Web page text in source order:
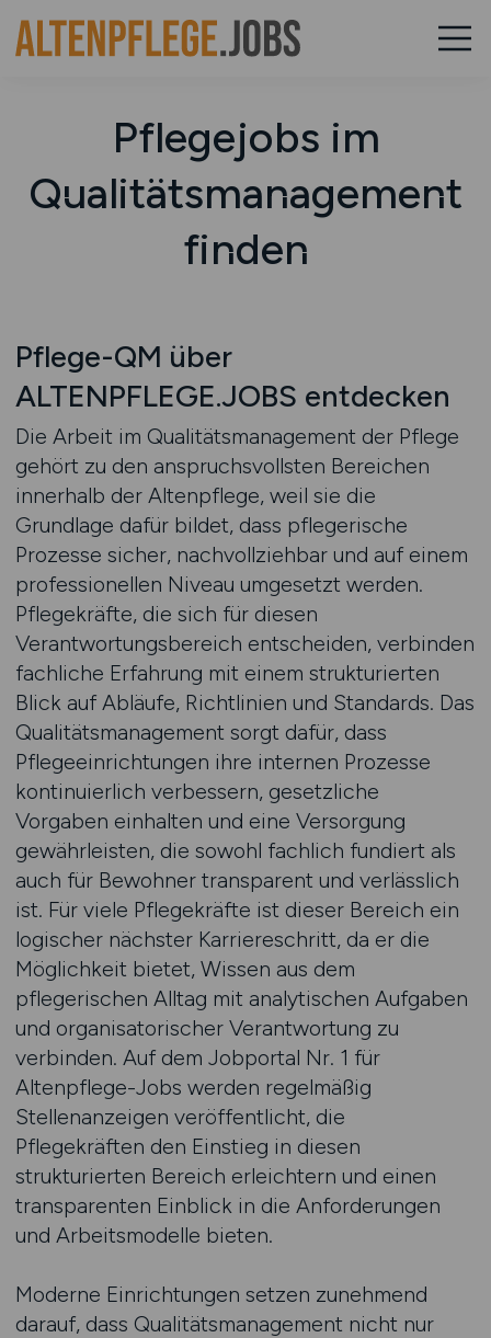
Pflegejobs im
Qualitätsmanagement
finden
Pflege-QM über
ALTENPFLEGE.JOBS entdecken
Die Arbeit im Qualitätsmanagement der Pflege
gehört zu den anspruchsvollsten Bereichen
innerhalb der Altenpflege, weil sie die
Grundlage dafür bildet, dass pflegerische
Prozesse sicher, nachvollziehbar und auf einem
professionellen Niveau umgesetzt werden.
Pflegekräfte, die sich für diesen
Verantwortungsbereich entscheiden, verbinden
fachliche Erfahrung mit einem strukturierten
Blick auf Abläufe, Richtlinien und Standards. Das
Qualitätsmanagement sorgt dafür, dass
Pflegeeinrichtungen ihre internen Prozesse
kontinuierlich verbessern, gesetzliche
Vorgaben einhalten und eine Versorgung
gewährleisten, die sowohl fachlich fundiert als
auch für Bewohner transparent und verlässlich
ist. Für viele Pflegekräfte ist dieser Bereich ein
logischer nächster Karriereschritt, da er die
Möglichkeit bietet, Wissen aus dem
pflegerischen Alltag mit analytischen Aufgaben
und organisatorischer Verantwortung zu
verbinden. Auf dem Jobportal Nr. 1 für
Altenpflege-Jobs werden regelmäßig
Stellenanzeigen veröffentlicht, die
Pflegekräften den Einstieg in diesen
strukturierten Bereich erleichtern und einen
transparenten Einblick in die Anforderungen
und Arbeitsmodelle bieten.
Moderne Einrichtungen setzen zunehmend
darauf, dass Qualitätsmanagement nicht nur